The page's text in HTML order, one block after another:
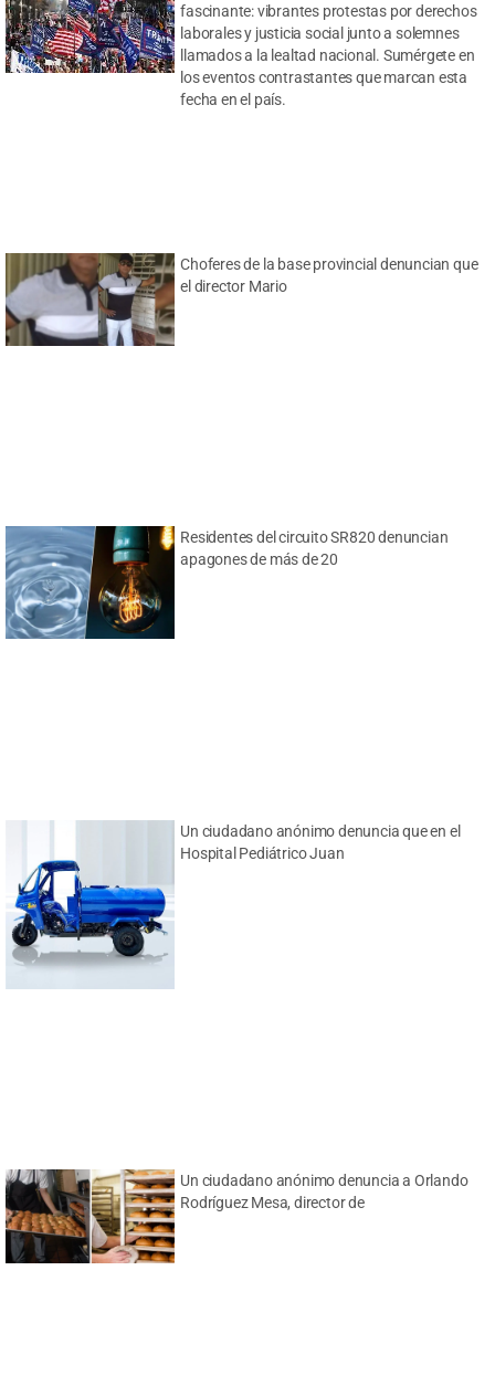
fascinante: vibrantes protestas por derechos
laborales y justicia social junto a solemnes
llamados a la lealtad nacional. Sumérgete en
los eventos contrastantes que marcan esta
fecha en el país.
Choferes de la base provincial denuncian que
el director Mario
Residentes del circuito SR820 denuncian
apagones de más de 20
Un ciudadano anónimo denuncia que en el
Hospital Pediátrico Juan
Un ciudadano anónimo denuncia a Orlando
Rodríguez Mesa, director de